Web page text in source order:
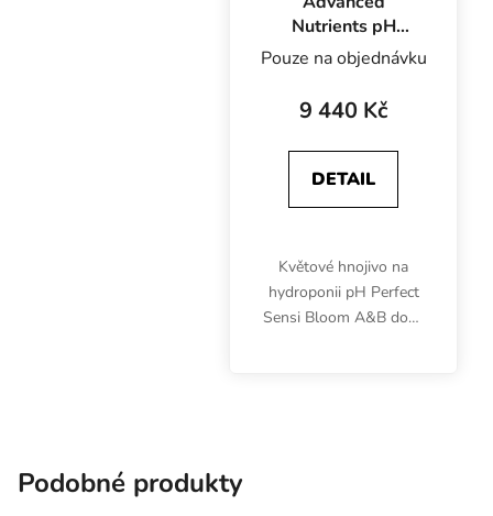
Nutrients pH
Perfect Sensi
Bloom A+B 20 l,
základní hnojivo
na květ
Pouze na objednávku
9 440 Kč
DETAIL
Květové hnojivo na
hydroponii pH Perfect
Sensi Bloom A&B dodá
Podobné produkty